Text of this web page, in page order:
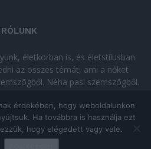
RÓLUNK
életkorban is, és életstílusban
az összes témát, ami a nőket
Néha pasi szemszögből.
vágysz!
ADATKEZELÉSI TÁJÉKOZTATÓ
érdekében, hogy weboldalunkon
Ha továbbra is használja ezt
hogy elégedett vagy vele.